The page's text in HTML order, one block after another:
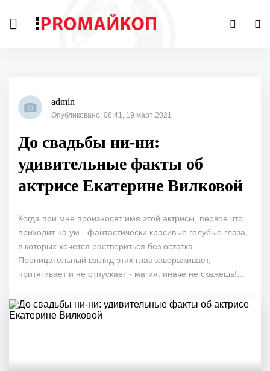
admin
Опубликовано: 08:41, 19 март 2021
До свадьбы ни-ни:
удивительные факты об
актрисе Екатерине Вилковой
Когда при мне произносят имя этой актрисы, первое что
приходит на ум - фантастически красивые голубые глаза,
в которых хочется раствориться без остатка.
Проницательный взгляд этих глаз завораживает,
притягивает и не отпускает - магия, иначе не скажешь!...